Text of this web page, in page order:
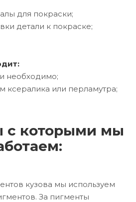
для покраски;
детали к покраске;
необходимо;
ксералика или перламутра;
с которыми мы
кузова мы используем
За пигменты